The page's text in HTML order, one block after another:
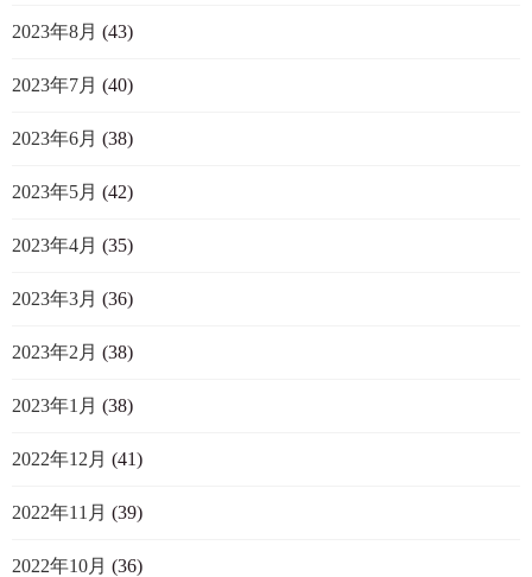
2023年8月 (43)
2023年7月 (40)
2023年6月 (38)
2023年5月 (42)
2023年4月 (35)
2023年3月 (36)
2023年2月 (38)
2023年1月 (38)
2022年12月 (41)
2022年11月 (39)
2022年10月 (36)